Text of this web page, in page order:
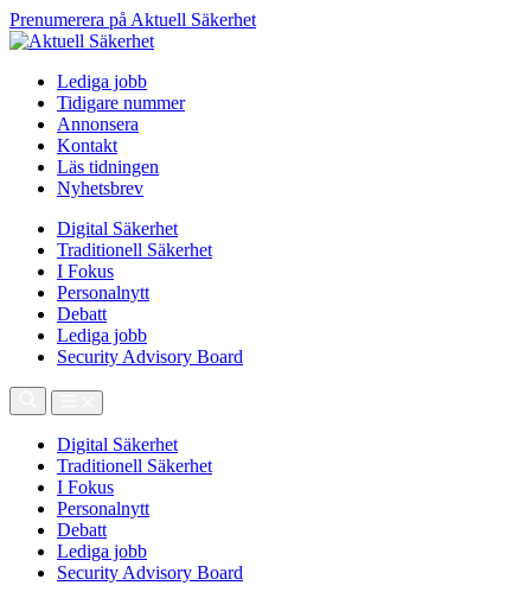
Prenumerera på Aktuell Säkerhet
Lediga jobb
Tidigare nummer
Annonsera
Kontakt
Läs tidningen
Nyhetsbrev
Digital Säkerhet
Traditionell Säkerhet
I Fokus
Personalnytt
Debatt
Lediga jobb
Security Advisory Board
Digital Säkerhet
Traditionell Säkerhet
I Fokus
Personalnytt
Debatt
Lediga jobb
Security Advisory Board